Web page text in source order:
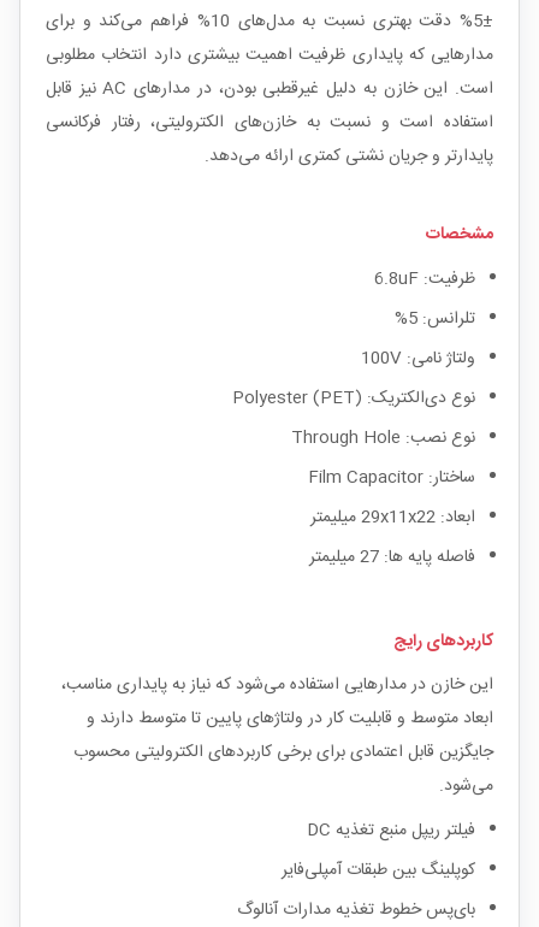
±5% دقت بهتری نسبت به مدل‌های 10% فراهم می‌کند و برای
مدارهایی که پایداری ظرفیت اهمیت بیشتری دارد انتخاب مطلوبی
است. این خازن به دلیل غیرقطبی بودن، در مدارهای AC نیز قابل
استفاده است و نسبت به خازن‌های الکترولیتی، رفتار فرکانسی
پایدارتر و جریان نشتی کمتری ارائه می‌دهد.
مشخصات
ظرفیت: 6.8uF
تلرانس: 5%
ولتاژ نامی: 100V
نوع دی‌الکتریک: Polyester (PET)
نوع نصب: Through Hole
ساختار: Film Capacitor
ابعاد: 29x11x22 میلیمتر
فاصله پایه ها: 27 میلیمتر
کاربردهای رایج
این خازن در مدارهایی استفاده می‌شود که نیاز به پایداری مناسب،
ابعاد متوسط و قابلیت کار در ولتاژهای پایین تا متوسط دارند و
جایگزین قابل اعتمادی برای برخی کاربردهای الکترولیتی محسوب
می‌شود.
فیلتر ریپل منبع تغذیه DC
کوپلینگ بین طبقات آمپلی‌فایر
بای‌پس خطوط تغذیه مدارات آنالوگ